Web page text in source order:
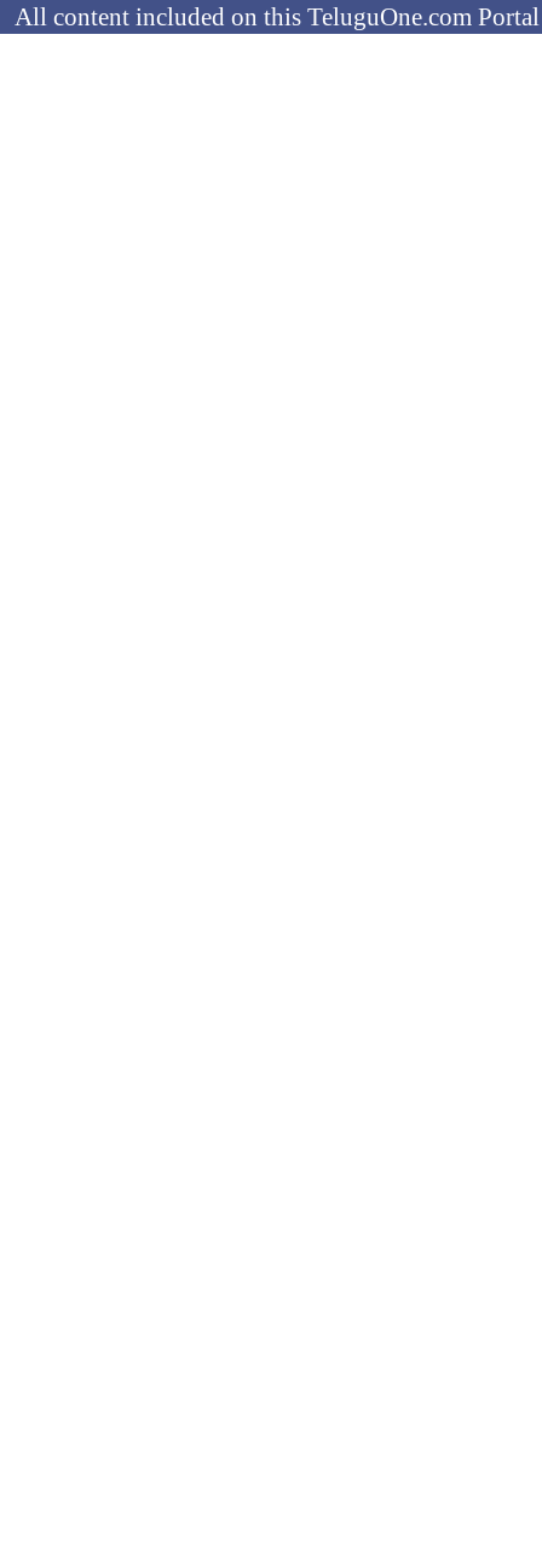
All content included on this TeluguOne.com